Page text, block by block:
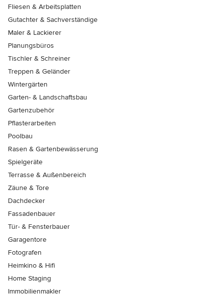
Fliesen & Arbeitsplatten
Gutachter & Sachverständige
Maler & Lackierer
Planungsbüros
Tischler & Schreiner
Treppen & Geländer
Wintergärten
Garten- & Landschaftsbau
Gartenzubehör
Pflasterarbeiten
Poolbau
Rasen & Gartenbewässerung
Spielgeräte
Terrasse & Außenbereich
Zäune & Tore
Dachdecker
Fassadenbauer
Tür- & Fensterbauer
Garagentore
Fotografen
Heimkino & Hifi
Home Staging
Immobilienmakler